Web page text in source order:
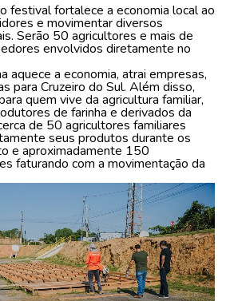
festival fortalece a economia local ao
e movimentar diversos
Serão 50 agricultores e mais de
envolvidos diretamente no
aquece a economia, atrai empresas,
para Cruzeiro do Sul. Além disso,
quem vive da agricultura familiar,
de farinha e derivados da
de 50 agricultores familiares
seus produtos durante os
e aproximadamente 150
faturando com a movimentação da